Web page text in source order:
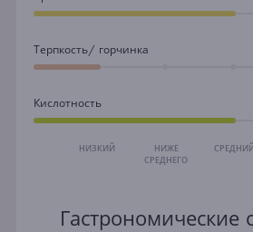
Терпкость/ горчинка
Кислотность
НИЗКИЙ
НИЖЕ
СРЕДНЕГО
СРЕДНИЙ
Гастрономические